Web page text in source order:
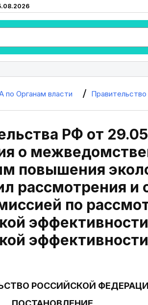
по Органам власти
РФ от
о
повышения
рассмотрения и
по
РОССИЙСКОЙ